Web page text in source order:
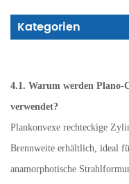
Kategorien
4.1. Warum werden Plano-
verwendet?
Plankonvexe rechteckige
Brennweite erhältlich, ideal
anamorphotische